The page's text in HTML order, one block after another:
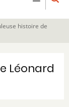
histoire de
Léonard